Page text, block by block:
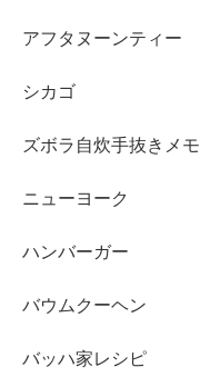
アフタヌーンティー
シカゴ
ズボラ自炊手抜きメモ
ニューヨーク
ハンバーガー
バウムクーヘン
バッハ家レシピ